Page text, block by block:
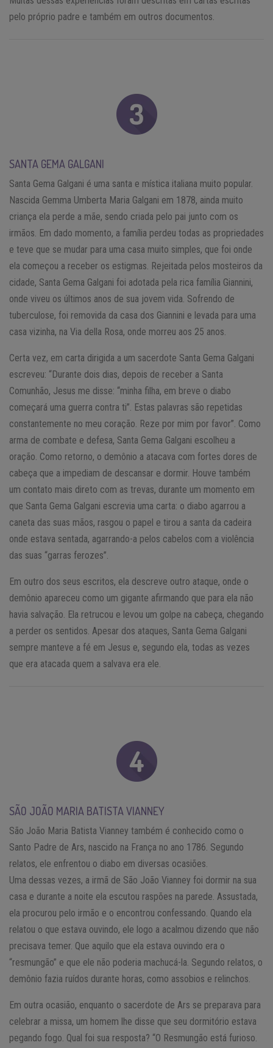
pelo próprio padre e também em outros documentos.
SANTA GEMA GALGANI
Santa Gema Galgani é uma santa e mística italiana muito popular.
Nascida Gemma Umberta Maria Galgani em 1878, ainda muito
criança ela perde a mãe, sendo criada pelo pai junto com os
irmãos. Em dado momento, a família perdeu todas as propriedades
e teve que se mudar para uma casa muito simples, que foi onde
ela começou a receber os estigmas. Rejeitada pelos mosteiros da
cidade, Santa Gema Galgani foi adotada pela rica família Giannini,
onde viveu os últimos anos de sua jovem vida. Sofrendo de
tuberculose, foi removida da casa dos Giannini e levada para uma
casa vizinha, na Via della Rosa, onde morreu aos 25 anos.
Certa vez, em carta dirigida a um sacerdote Santa Gema Galgani
escreveu: “Durante dois dias, depois de receber a Santa
Comunhão, Jesus me disse: “minha filha, em breve o diabo
começará uma guerra contra ti”. Estas palavras são repetidas
constantemente no meu coração. Reze por mim por favor”. Como
arma de combate e defesa, Santa Gema Galgani escolheu a
oração. Como retorno, o demônio a atacava com fortes dores de
cabeça que a impediam de descansar e dormir. Houve também
um contato mais direto com as trevas, durante um momento em
que Santa Gema Galgani escrevia uma carta: o diabo agarrou a
caneta das suas mãos, rasgou o papel e tirou a santa da cadeira
onde estava sentada, agarrando-a pelos cabelos com a violência
das suas “garras ferozes”.
Em outro dos seus escritos, ela descreve outro ataque, onde o
demônio apareceu como um gigante afirmando que para ela não
havia salvação. Ela retrucou e levou um golpe na cabeça, chegando
a perder os sentidos. Apesar dos ataques, Santa Gema Galgani
sempre manteve a fé em Jesus e, segundo ela, todas as vezes
que era atacada quem a salvava era ele.
SÃO JOÃO MARIA BATISTA VIANNEY
São João Maria Batista Vianney também é conhecido como o
Santo Padre de Ars, nascido na França no ano 1786. Segundo
relatos, ele enfrentou o diabo em diversas ocasiões.
Uma dessas vezes, a irmã de São João Vianney foi dormir na sua
casa e durante a noite ela escutou raspões na parede. Assustada,
ela procurou pelo irmão e o encontrou confessando. Quando ela
relatou o que estava ouvindo, ele logo a acalmou dizendo que não
precisava temer. Que aquilo que ela estava ouvindo era o
“resmungão” e que ele não poderia machucá-la. Segundo relatos, o
demônio fazia ruídos durante horas, como assobios e relinchos.
Em outra ocasião, enquanto o sacerdote de Ars se preparava para
celebrar a missa, um homem lhe disse que seu dormitório estava
pegando fogo. Qual foi sua resposta? “O Resmungão está furioso.